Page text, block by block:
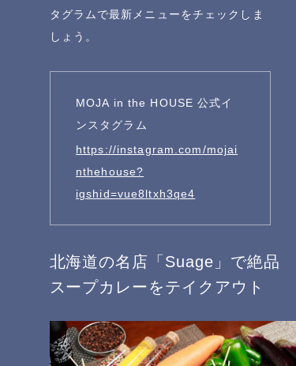
タグラムで最新メニューをチェックしま
しょう。
MOJA in the HOUSE 公式イ
ンスタグラム
https://instagram.com/mojai
nthehouse?
igshid=vue8ltxh3qe4
北海道の名店「Suage」で絶品
スープカレーをテイクアウト